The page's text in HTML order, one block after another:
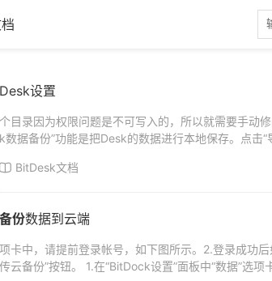
Desk设置
个目录因为权限问题是不可写入的，所以就需要手动
k数据备份”功能是把Desk的数据进行本地保存。点击“
BitDesk文档
备份数据到云端
项卡中，请提前登录帐号，如下图所示。2.登录成功
传云备份”按钮。 1.在“BitDock设置”面板中“数据”选